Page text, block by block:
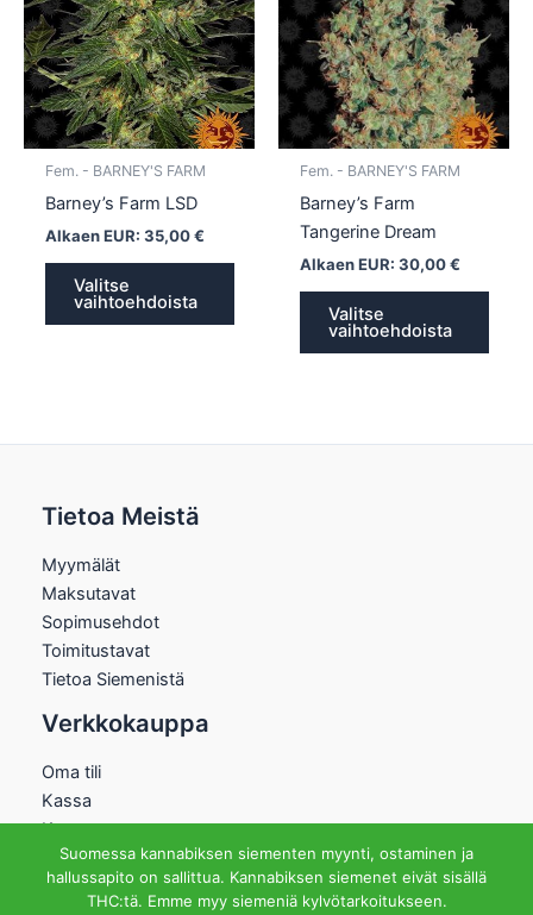
Fem. - BARNEY'S FARM
Barney’s Farm LSD
Alkaen EUR: 35,00€
Valitse
vaihtoehdoista
useampi
muunnelma.
Voit
tehdä
valinnat
Fem. - BARNEY'S FARM
Barney’s Farm
Tangerine Dream
Alkaen EUR: 30,00€
Valitse
vaihtoehdoista
Voit
tehdä
Tietoa Meistä
Myymälät
Maksutavat
Sopimusehdot
Toimitustavat
Tietoa Siemenistä
Verkkokauppa
Oma tili
Kassa
Kauppa
Ostoskori
Helsingin Myymälä
Suomessa kannabiksen siementen myynti, ostaminen ja
hallussapito on sallittua. Kannabiksen siemenet eivät sisällä
THC:tä. Emme myy siemeniä kylvötarkoitukseen.